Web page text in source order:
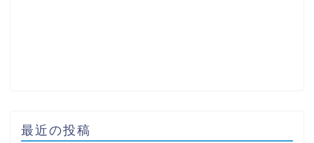
最近の投稿